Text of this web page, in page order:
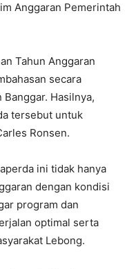
Anggaran Pemerintah
Tahun Anggaran
secara
Hasilnya,
tersebut untuk
Ronsen.
ini tidak hanya
dengan kondisi
program dan
optimal serta
Lebong.